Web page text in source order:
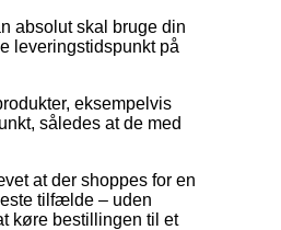
absolut skal bruge din
leveringstidspunkt på
eksempelvis
således at de med
at der shoppes for en
tilfælde – uden
køre bestillingen til et